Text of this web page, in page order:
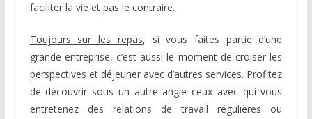
faciliter la vie et pas le contraire.
Toujours sur les repas, si vous faites partie d’une
grande entreprise, c’est aussi le moment de croiser les
perspectives et déjeuner avec d’autres services. Profitez
de découvrir sous un autre angle ceux avec qui vous
entretenez des relations de travail régulières ou